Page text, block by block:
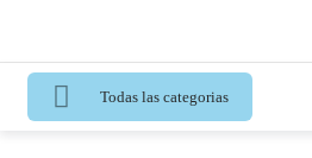
Todas las categorias